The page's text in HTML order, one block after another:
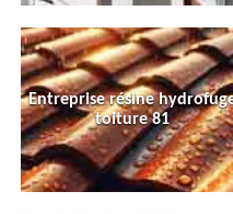
Entreprise résine
toiture 81